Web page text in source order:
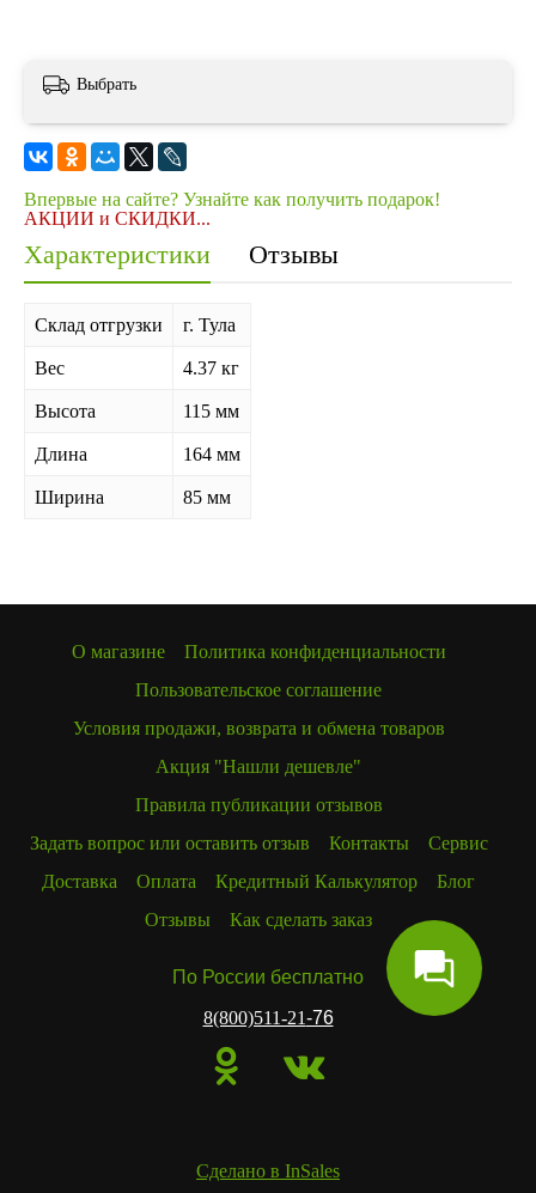
Выбрать
Впервые на сайте? Узнайте как получить подарок!
АКЦИИ и СКИДКИ...
Характеристики Отзывы
Склад отгрузки г. Тула
Вес 4.37 кг
Высота 115 мм
Длина 164 мм
Ширина 85 мм
О магазине
Политика конфиденциальности
Пользовательское соглашение
Условия продажи, возврата и обмена товаров
Акция "Нашли дешевле"
Правила публикации отзывов
Задать вопрос или оставить отзыв
Контакты
Сервис
Доставка
Оплата Кредитный Калькулятор
Блог
Отзывы
Как сделать заказ
По России бесплатно
8(800)511-21-76
Сделано в InSales